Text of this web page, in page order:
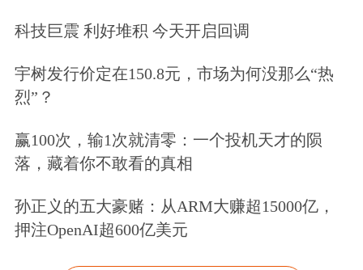
轮涨价由AI芯片需求高增、新能源车渗
透率提升及晶圆厂资本开支创历史新高
共同驱动，而供给端受制于18-24个月
扩产周期与技术壁垒，难以快速响应；
叠加能源与人工成本上升，价格支撑强
劲，行业迈入量价齐升周期。
科技巨震 利好堆积 今天开启回调
宇树发行价定在150.8元，市场为何没那么“热
烈”？
赢100次，输1次就清零：一个投机天才的陨
落，藏着你不敢看的真相
孙正义的五大豪赌：从ARM大赚超15000亿，
押注OpenAI超600亿美元